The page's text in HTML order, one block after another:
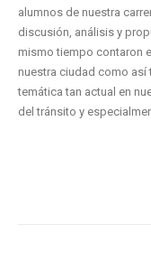
alumnos de nuestra
discusión, análisis y
mismo tiempo contaron
nuestra ciudad como así
temática tan actual en
del tránsito y